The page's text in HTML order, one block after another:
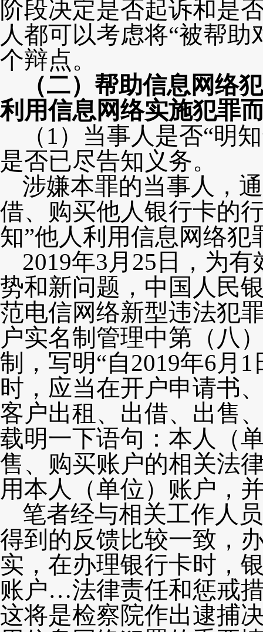
阶段决定是否起诉和是
人都可以考虑将“被帮助
个辩点。
（二）帮助信息网络
利用信息网络实施犯罪
（ 1）当事人是否“明
是否已尽告知义务。
涉嫌本罪的当事人，
借、购买他人银行卡的
知”他人利用信息网络
2019年3月25 日，为
势和新问题，中国人民
范电信网络新型违法犯
户实名制管理中第（八
制，写明“自2019年6月1
时，应当在开户申请书
客户出租、出借、出售
载明一下语句：本人（
售、购买账户的相关法
用本人（单位）账户，
笔者经与相关工作人
得到的反馈比较一致，
实，在办理银行卡时，
账户…法律责任和惩戒
这将是检察院作出逮捕